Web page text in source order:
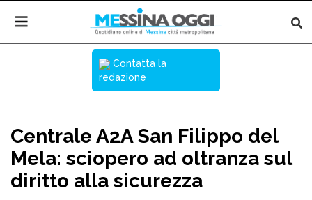
Contatta la
redazione
Centrale A2A San Filippo del
Mela: sciopero ad oltranza sul
diritto alla sicurezza